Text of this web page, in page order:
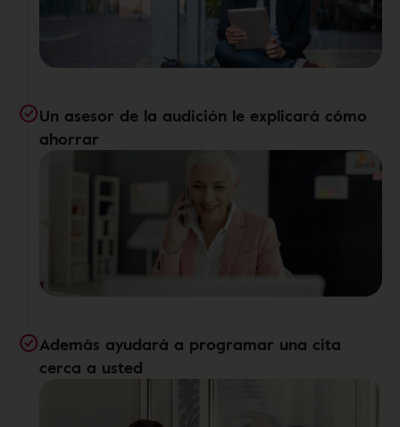
Un asesor de la audición le explicará cómo
ahorrar
Además ayudará a programar una cita
cerca a usted